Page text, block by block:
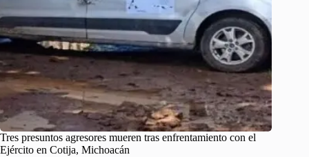
Tres presuntos agresores mueren tras enfrentamiento con el
Ejército en Cotija, Michoacán